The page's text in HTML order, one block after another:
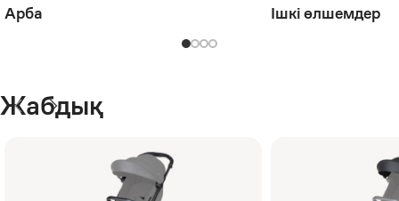
Арба Ішкі өлшемдер
Жабдық